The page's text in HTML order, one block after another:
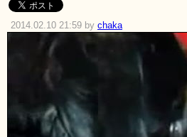
2014.02.10 21:59 by chaka